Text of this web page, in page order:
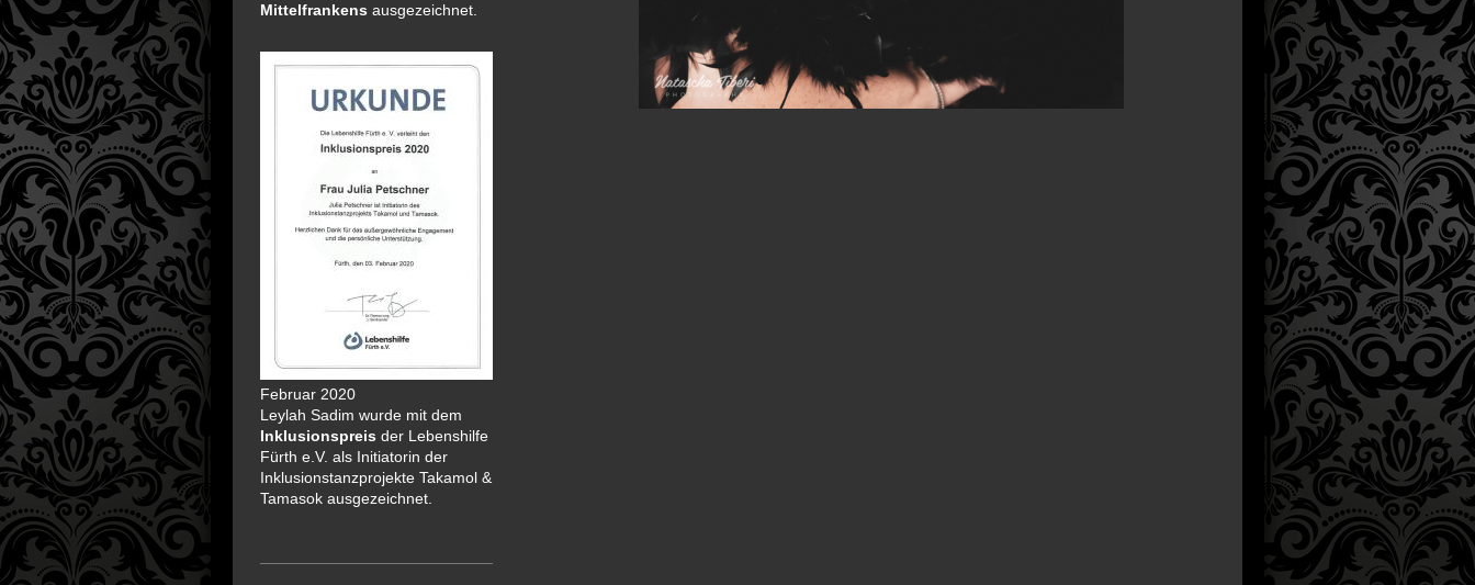
Mittelfrankens ausgezeichnet.
Februar 2020
Leylah Sadim wurde mit dem
Inklusionspreis der Lebenshilfe
Fürth e.V. als Initiatorin der
Inklusionstanzprojekte Takamol &
Tamasok ausgezeichnet.